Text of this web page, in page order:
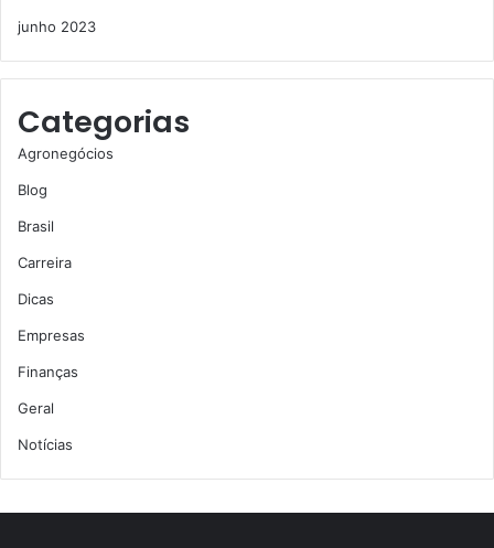
junho 2023
Categorias
Agronegócios
Blog
Brasil
Carreira
Dicas
Empresas
Finanças
Geral
Notícias